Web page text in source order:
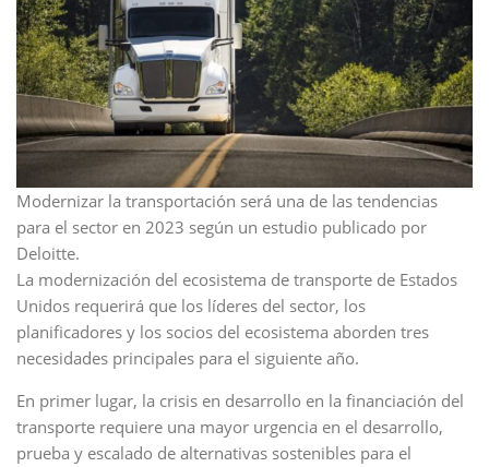
Modernizar la transportación será una de las tendencias
para el sector en 2023 según un estudio publicado por
Deloitte.
La modernización del ecosistema de transporte de Estados
Unidos requerirá que los líderes del sector, los
planificadores y los socios del ecosistema aborden tres
necesidades principales para el siguiente año.
En primer lugar, la crisis en desarrollo en la financiación del
transporte requiere una mayor urgencia en el desarrollo,
prueba y escalado de alternativas sostenibles para el